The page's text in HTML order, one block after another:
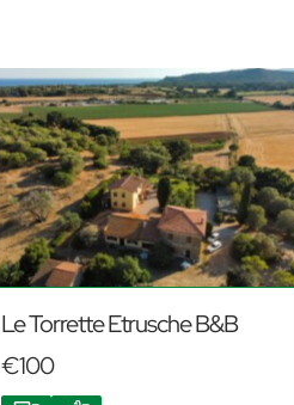
Le Torrette Etrusche B&B
€100